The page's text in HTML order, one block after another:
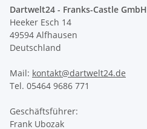
Dartwelt24 - Franks-Castle GmbH
Heeker Esch 14
49594 Alfhausen
Deutschland
Mail: kontakt@dartwelt24.de
Tel. 05464 9686 771
Geschäftsführer:
Frank Ubozak